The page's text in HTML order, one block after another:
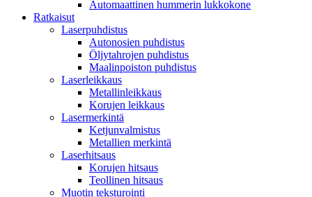
Automaattinen hummerin lukkokone
Ratkaisut
Laserpuhdistus
Autonosien puhdistus
Öljytahrojen puhdistus
Maalinpoiston puhdistus
Laserleikkaus
Metallinleikkaus
Korujen leikkaus
Lasermerkintä
Ketjunvalmistus
Metallien merkintä
Laserhitsaus
Korujen hitsaus
Teollinen hitsaus
Muotin teksturointi